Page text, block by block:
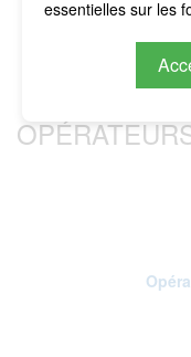
essentielles sur les